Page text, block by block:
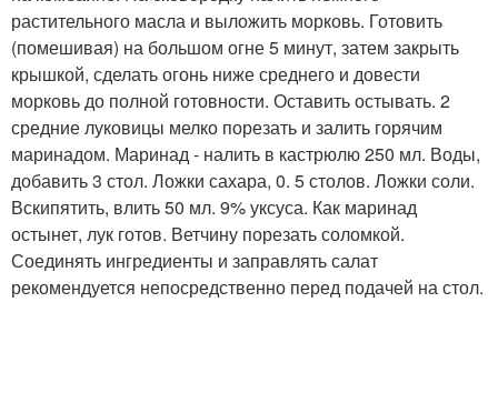
растительного масла и выложить морковь. Готовить
(помешивая) на большом огне 5 минут, затем закрыть
крышкой, сделать огонь ниже среднего и довести
морковь до полной готовности. Оставить остывать. 2
средние луковицы мелко порезать и залить горячим
маринадом. Маринад - налить в кастрюлю 250 мл. Воды,
добавить 3 стол. Ложки сахара, 0. 5 столов. Ложки соли.
Вскипятить, влить 50 мл. 9% уксуса. Как маринад
остынет, лук готов. Ветчину порезать соломкой.
Соединять ингредиенты и заправлять салат
рекомендуется непосредственно перед подачей на стол.